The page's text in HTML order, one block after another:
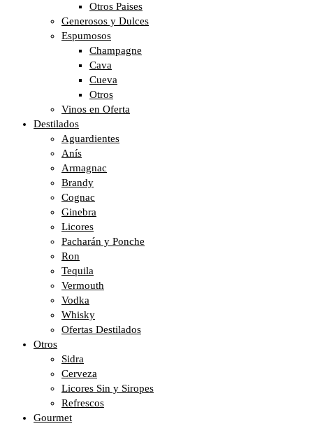
Otros Paises
Generosos y Dulces
Espumosos
Champagne
Cava
Cueva
Otros
Vinos en Oferta
Destilados
Aguardientes
Anís
Armagnac
Brandy
Cognac
Ginebra
Licores
Pacharán y Ponche
Ron
Tequila
Vermouth
Vodka
Whisky
Ofertas Destilados
Otros
Sidra
Cerveza
Licores Sin y Siropes
Refrescos
Gourmet